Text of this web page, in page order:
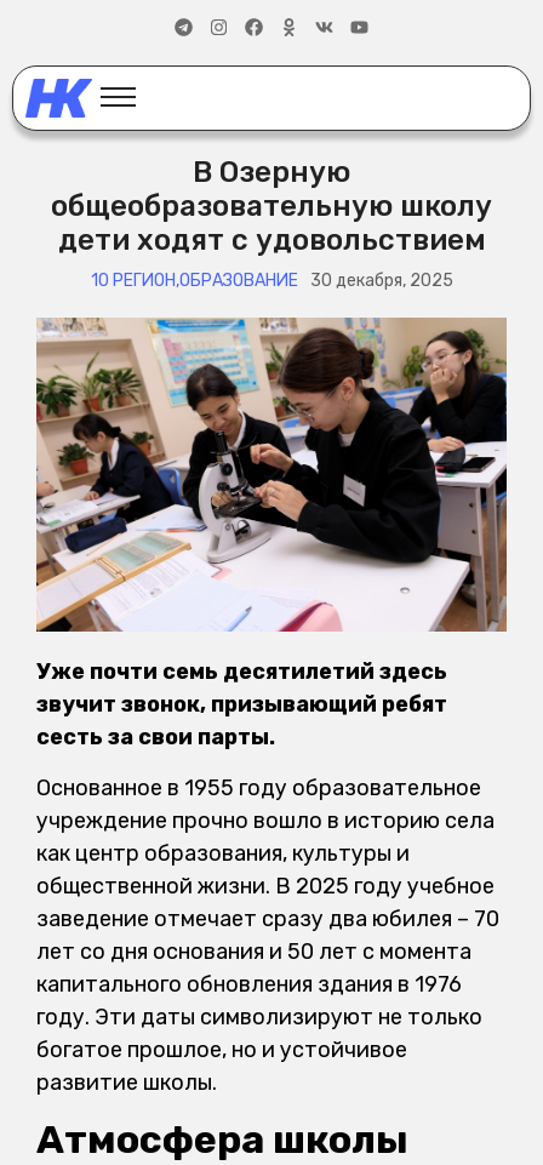
В Озерную
общеобразовательную школу
дети ходят с удовольствием
10 РЕГИОН,ОБРАЗОВАНИЕ 30 декабря, 2025
Уже почти семь десятилетий здесь
звучит звонок, призывающий ребят
сесть за свои парты.
Основанное в 1955 году образовательное
учреждение прочно вошло в историю села
как центр образования, культуры и
общественной жизни. В 2025 году учебное
заведение отмечает сразу два юбилея – 70
лет со дня основания и 50 лет с момента
капитального обновления здания в 1976
году. Эти даты символизируют не только
богатое прошлое, но и устойчивое
развитие школы.
Атмосфера школы